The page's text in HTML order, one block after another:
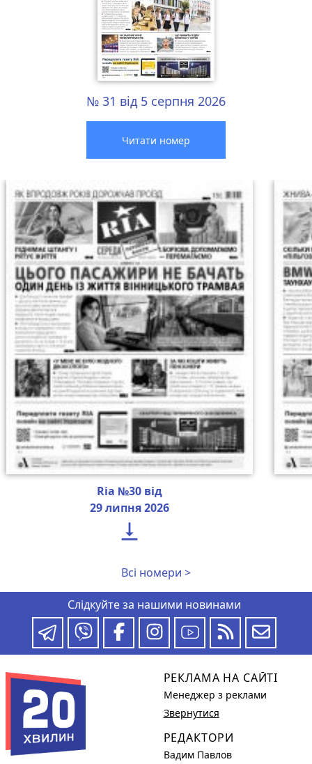
№ 31 від 5 серпня 2026
Читати номер
Ria №30 від
29 липня 2026

Всі номери >
Слідкуйте за нашими новинами
РЕКЛАМА НА САЙТІ
Менеджер з реклами
Звернутися
РЕДАКТОРИ
Вадим Павлов